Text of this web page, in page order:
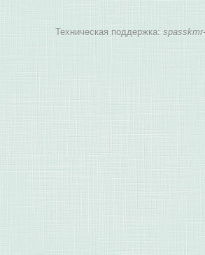
Техническая поддержка: